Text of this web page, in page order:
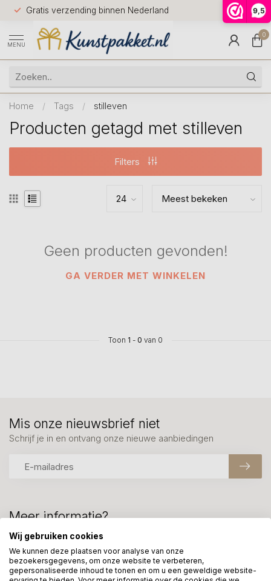
9,5
Gratis verzending binnen Nederland
Voor
huis
9.5
MENU
0
Home / Tags / stilleven
Producten getagd met stilleven
Filters
Geen producten gevonden!
GA VERDER MET WINKELEN
Toon 1 - 0 van 0
Meer informatie?
We helpen graag met uw keuze of geven advies, bel of app
ons 7 dagen per week: 06-23643267
Klantenservice
Mis onze nieuwsbrief niet
Schrijf je in en ontvang onze nieuwe aanbiedingen
Wij gebruiken cookies
We kunnen deze plaatsen voor analyse van onze
bezoekersgegevens, om onze website te verbeteren,
gepersonaliseerde inhoud te tonen en om u een geweldige website-